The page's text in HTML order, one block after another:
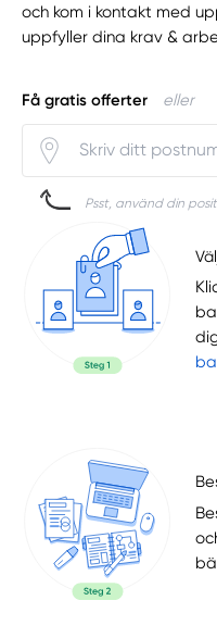
och kom i kontakt med
uppfyller dina krav &
Få gratis offerter eller
Psst, använd din